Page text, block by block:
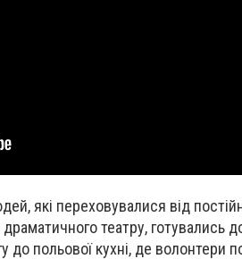
які переховувалися від
театру, готувались
до польової кухні, де волонтери